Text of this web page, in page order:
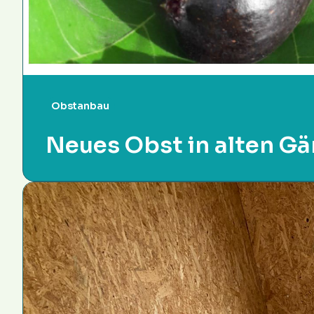
Obstanbau
Neues Obst in alten